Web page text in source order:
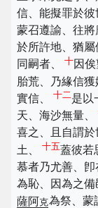
信、能擬罪於彼
蒙召遵諭、往將
於所許地、猶
同嗣者、 十因
胎荒、乃緣信
實信、 十二 是以
天、海沙無量、
喜之、且自謂於
土、 十五蓋彼若
慕者乃尤善、
為恥、因為之備
薩阿克為祭、蒙